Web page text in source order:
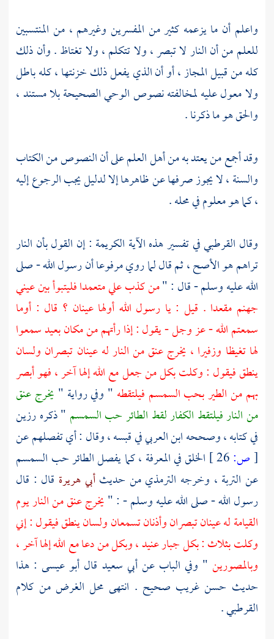
واعلم أن ما يزعمه كثير من المفسرين وغيرهم ، من المنتسبين
للعلم من أن النار لا تبصر ، ولا تتكلم ، ولا تغتاظ . وأن ذلك
كله من قبيل المجاز ، أو أن الذي يفعل ذلك خزنتها ، كله باطل
ولا معول عليه لمخالفته نصوص الوحي الصحيحة بلا مستند ،
والحق هو ما ذكرنا .
وقد أجمع من يعتد به من أهل العلم على أن النصوص من الكتاب
والسنة ، لا يجوز صرفها عن ظاهرها إلا لدليل يجب الرجوع إليه
، كما هو معلوم في محله .
وقال القرطبيفي تفسير هذه الآية الكريمة : إن القول بأن النار
تراهم هو الأصح ، ثم قال لما روي مرفوعا أن رسول الله - صلى
الله عليه وسلم - قال : "من كذب علي متعمدا فليتبوأ بين عيني
جهنم مقعدا . قيل : يا رسول الله أولها عينان ؟ قال : أوما
سمعتم الله - عز وجل - يقول : إذا رأتهم من مكان بعيد سمعوا
لها تغيظا وزفيرا ، يخرج عنق من النار له عينان تبصران ولسان
ينطق فيقول : وكلت بكل من جعل مع الله إلها آخر ، فهو أبصر
بهم من الطير بحب السمسم فيلتقطه " وفي رواية " يخرج عنق
من النار فيلتقط الكفار لقط الطائر حب السمسم " ذكرهرزين
في كتابه ، وصححهابن العربيفي قبسه ، وقال : أي تفصلهم عن
[ص:
الخلق في المعرفة ، كما يفصل الطائر حب السمسم
عن التربة ، وخرجه الترمذيمن حديثأبي هريرة قال : قال
رسول الله - صلى الله عليه وسلم - : "يخرج عنق من النار يوم
القيامة له عينان تبصران وأذنان تسمعان ولسان ينطق فيقول : إني
وكلت بثلاث : بكل جبار عنيد ، وبكل من دعا مع الله إلها آخر ،
وبالمصورين " وفي الباب عنأبي سعيد قال أبو عيسى : هذا
حديث حسن غريب صحيح . انتهى محل الغرض من كلام
القرطبي.